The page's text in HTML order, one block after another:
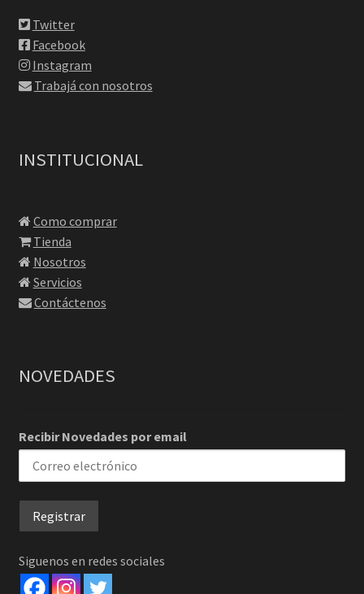
Twitter
Facebook
Instagram
Trabajá con nosotros
INSTITUCIONAL
Como comprar
Tienda
Nosotros
Servicios
Contáctenos
NOVEDADES
Recibir Novedades por email
Siguenos en redes sociales